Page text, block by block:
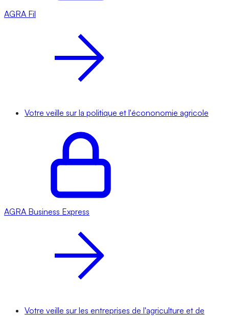
AGRA Fil
Votre veille sur la politique et l'écononomie agricole
AGRA Business Express
Votre veille sur les entreprises de l'agriculture et de